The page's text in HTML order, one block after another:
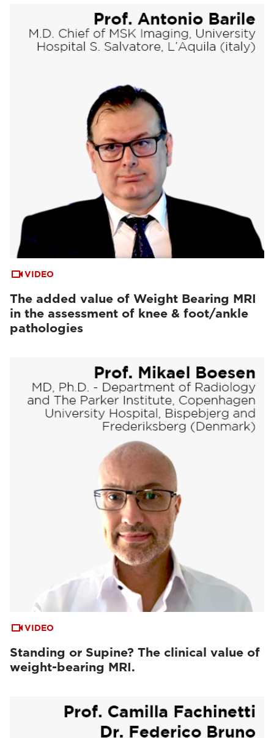
VIDEO
The added value of Weight Bearing MRI
in the assessment of knee & foot/ankle
pathologies
VIDEO
Standing or Supine? The clinical value of
weight-bearing MRI.